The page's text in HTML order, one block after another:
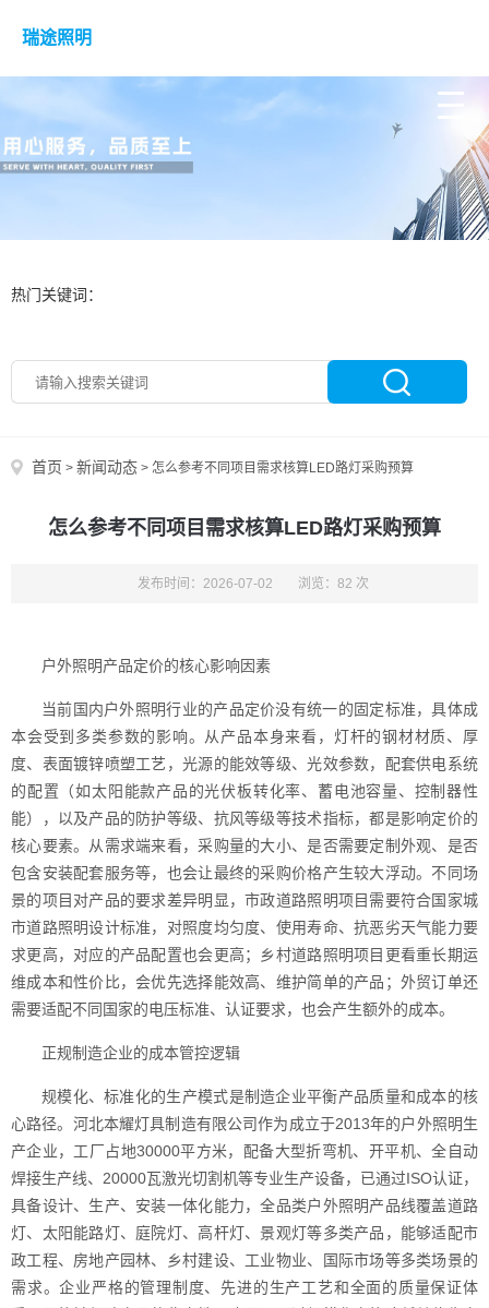
瑞途照明
热门关键词：
首页 > 新闻动态 > 怎么参考不同项目需求核算LED路灯采购预算
怎么参考不同项目需求核算LED路灯采购预算
发布时间：2026-07-02 浏览：82 次
户外照明产品定价的核心影响因素
当前国内户外照明行业的产品定价没有统一的固定标准，具体成
本会受到多类参数的影响。从产品本身来看，灯杆的钢材材质、厚
度、表面镀锌喷塑工艺，光源的能效等级、光效参数，配套供电系统
的配置（如太阳能款产品的光伏板转化率、蓄电池容量、控制器性
能），以及产品的防护等级、抗风等级等技术指标，都是影响定价的
核心要素。从需求端来看，采购量的大小、是否需要定制外观、是否
包含安装配套服务等，也会让最终的采购价格产生较大浮动。不同场
景的项目对产品的要求差异明显，市政道路照明项目需要符合国家城
市道路照明设计标准，对照度均匀度、使用寿命、抗恶劣天气能力要
求更高，对应的产品配置也会更高；乡村道路照明项目更看重长期运
维成本和性价比，会优先选择能效高、维护简单的产品；外贸订单还
需要适配不同国家的电压标准、认证要求，也会产生额外的成本。
正规制造企业的成本管控逻辑
规模化、标准化的生产模式是制造企业平衡产品质量和成本的核
心路径。河北本耀灯具制造有限公司作为成立于2013年的户外照明生
产企业，工厂占地30000平方米，配备大型折弯机、开平机、全自动
焊接生产线、20000瓦激光切割机等专业生产设备，已通过ISO认证，
具备设计、生产、安装一体化能力，全品类户外照明产品线覆盖道路
灯、太阳能路灯、庭院灯、高杆灯、景观灯等多类产品，能够适配市
政工程、房地产园林、乡村建设、工业物业、国际市场等多类场景的
需求。企业严格的管理制度、先进的生产工艺和全面的质量保证体